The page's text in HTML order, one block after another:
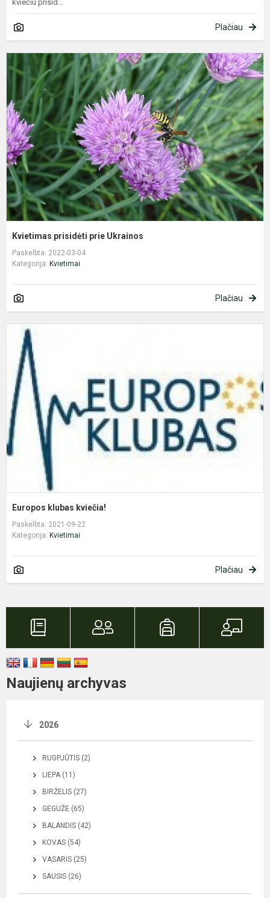
kviečiu prisid...
Plačiau
Kvietimas prisidėti prie Ukrainos
Paskelbta: 2022-03-04
Kategorija: Kvietimai
Plačiau
Europos klubas kviečia!
Paskelbta: 2021-09-22
Kategorija: Kvietimai
Plačiau
Naujienų archyvas
2026
RUGPJŪTIS (2)
LIEPA (11)
BIRŽELIS (27)
GEGUŽĖ (65)
BALANDIS (42)
KOVAS (54)
VASARIS (25)
SAUSIS (26)